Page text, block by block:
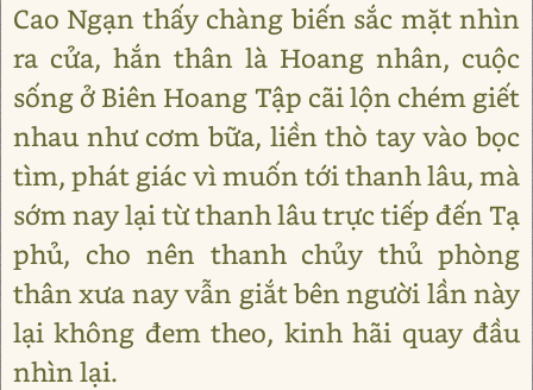
Cao Ngạn thấy chàng biến sắc mặt nhìn
ra cửa, hắn thân là Hoang nhân, cuộc
sống ở Biên Hoang Tập cãi lộn chém giết
nhau như cơm bữa, liền thò tay vào bọc
tìm, phát giác vì muốn tới thanh lâu, mà
sớm nay lại từ thanh lâu trực tiếp đến Tạ
phủ, cho nên thanh chủy thủ phòng
thân xưa nay vẫn giắt bên người lần này
lại không đem theo, kinh hãi quay đầu
nhìn lại.